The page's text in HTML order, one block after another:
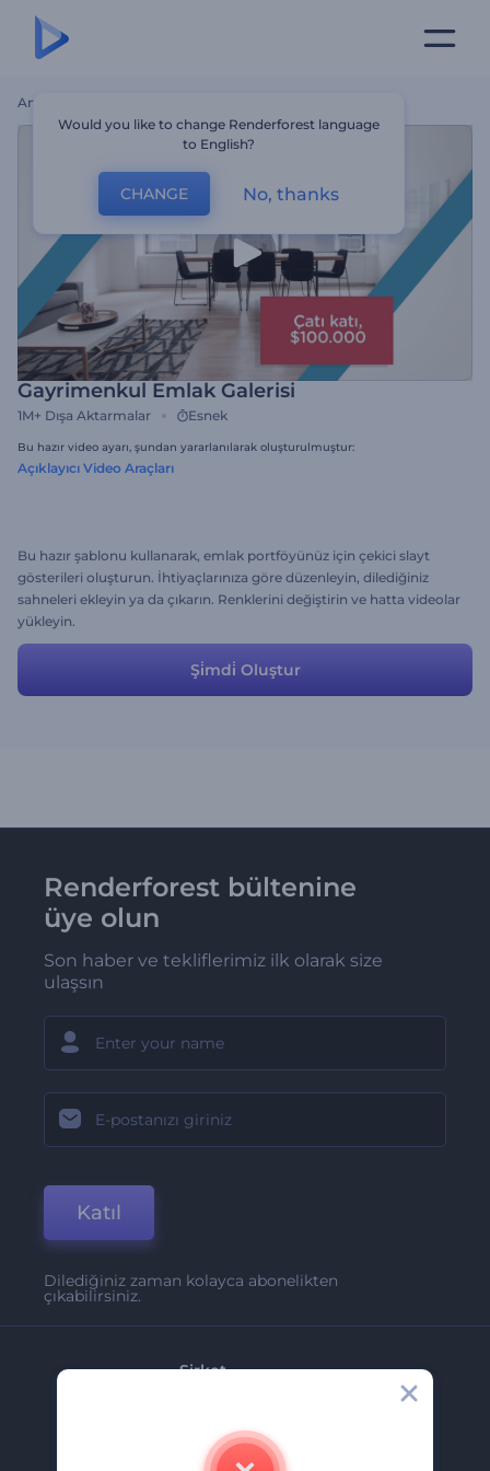
Ana Sayfa
Gayrimenkul Emlak Galerisi
1M+ Dışa Aktarmalar Esnek
Bu hazır video ayarı, şundan yararlanılarak oluşturulmuştur:
Açıklayıcı Video Araçları
Bu hazır şablonu kullanarak, emlak portföyünüz için çekici slayt
gösterileri oluşturun. İhtiyaçlarınıza göre düzenleyin, dilediğiniz
sahneleri ekleyin ya da çıkarın. Renklerini değiştirin ve hatta videolar
yükleyin.
Şi̇mdi̇ Oluştur
Renderforest bültenine
üye olun
Son haber ve tekliflerimiz ilk olarak size
ulaşsın
Katıl
Dilediğiniz zaman kolayca abonelikten
çıkabilirsiniz.
Şirket
İletişim
Would you like to change Renderforest language
to English?
CHANGE No, thanks